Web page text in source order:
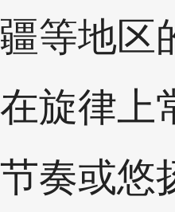
等地区
旋律上
奏或悠